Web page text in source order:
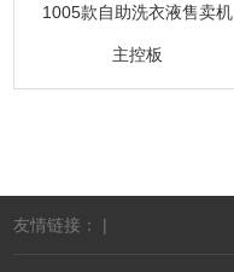
1005款自助洗衣液售卖机
主控板
友情链接： |